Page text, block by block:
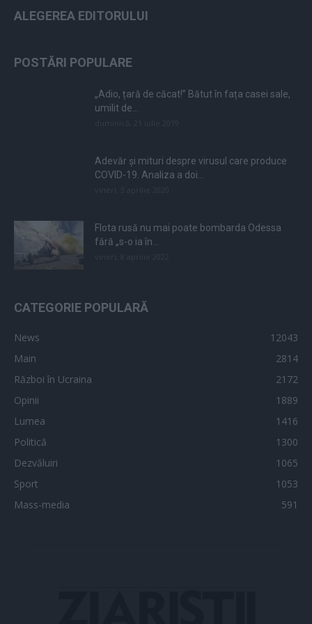
ALEGEREA EDITORULUI
POSTĂRI POPULARE
„Adio, țară de căcat!” Bătut în fața casei sale,
umilit de...
Adevăr și mituri despre virusul care produce
COVID-19. Analiza a doi...
Flota rusă nu mai poate bombarda Odessa
fără „s-o ia în...
CATEGORIE POPULARĂ
News
12043
Main
2814
Război în Ucraina
2172
Opinii
1889
Lumea
1416
Politică
1300
Dezvăluiri
1065
Sport
1053
Mass-media
591